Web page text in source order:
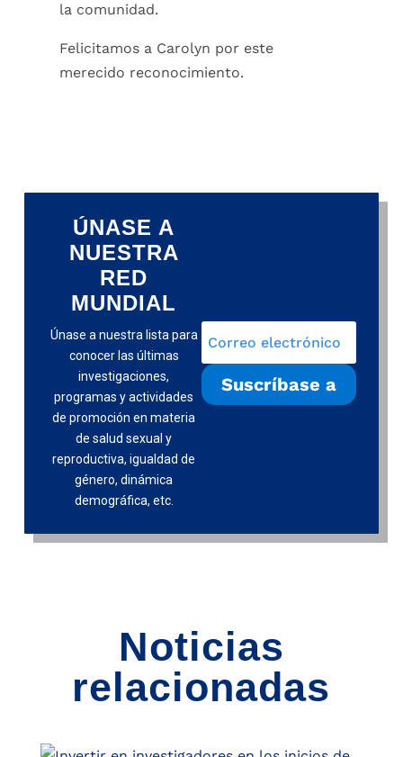
la comunidad.
Felicitamos a Carolyn por este
merecido reconocimiento.
ÚNASE A
NUESTRA
RED
MUNDIAL
Únase a nuestra lista para
conocer las últimas
investigaciones,
programas y actividades
de promoción en materia
de salud sexual y
reproductiva, igualdad de
género, dinámica
demográfica, etc.
Suscríbase a
Noticias
relacionadas